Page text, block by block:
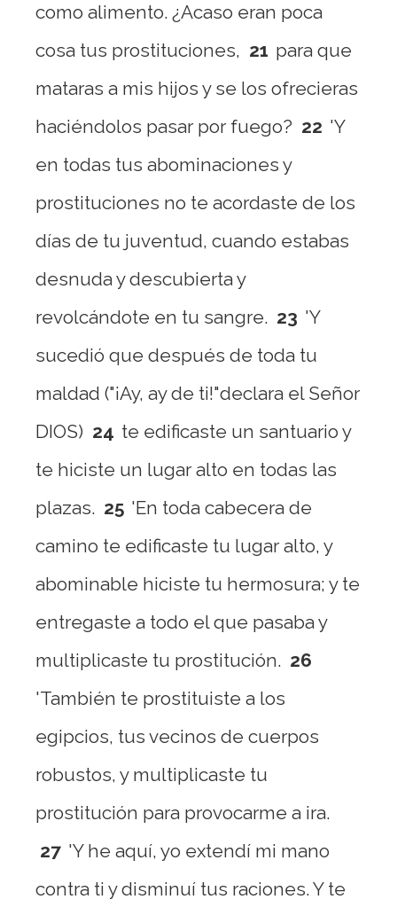
como alimento. ¿Acaso eran poca
cosa tus prostituciones, 21 para que
mataras a mis hijos y se los ofrecieras
haciéndolos pasar por fuego? 22 'Y
en todas tus abominaciones y
prostituciones no te acordaste de los
días de tu juventud, cuando estabas
desnuda y descubierta y
revolcándote en tu sangre. 23 'Y
sucedió que después de toda tu
maldad ("¡Ay, ay de ti!"declara el Señor
DIOS) 24 te edificaste un santuario y
te hiciste un lugar alto en todas las
plazas. 25 'En toda cabecera de
camino te edificaste tu lugar alto, y
abominable hiciste tu hermosura; y te
entregaste a todo el que pasaba y
multiplicaste tu prostitución. 26
'También te prostituiste a los
egipcios, tus vecinos de cuerpos
robustos, y multiplicaste tu
prostitución para provocarme a ira.
27 'Y he aquí, yo extendí mi mano
contra ti y disminuí tus raciones. Y te